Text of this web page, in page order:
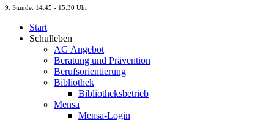
9. Stunde: 14:45 - 15:30 Uhr
Start
Schulleben
AG Angebot
Beratung und Prävention
Berufsorientierung
Bibliothek
Bibliotheksbetrieb
Mensa
Mensa-Login